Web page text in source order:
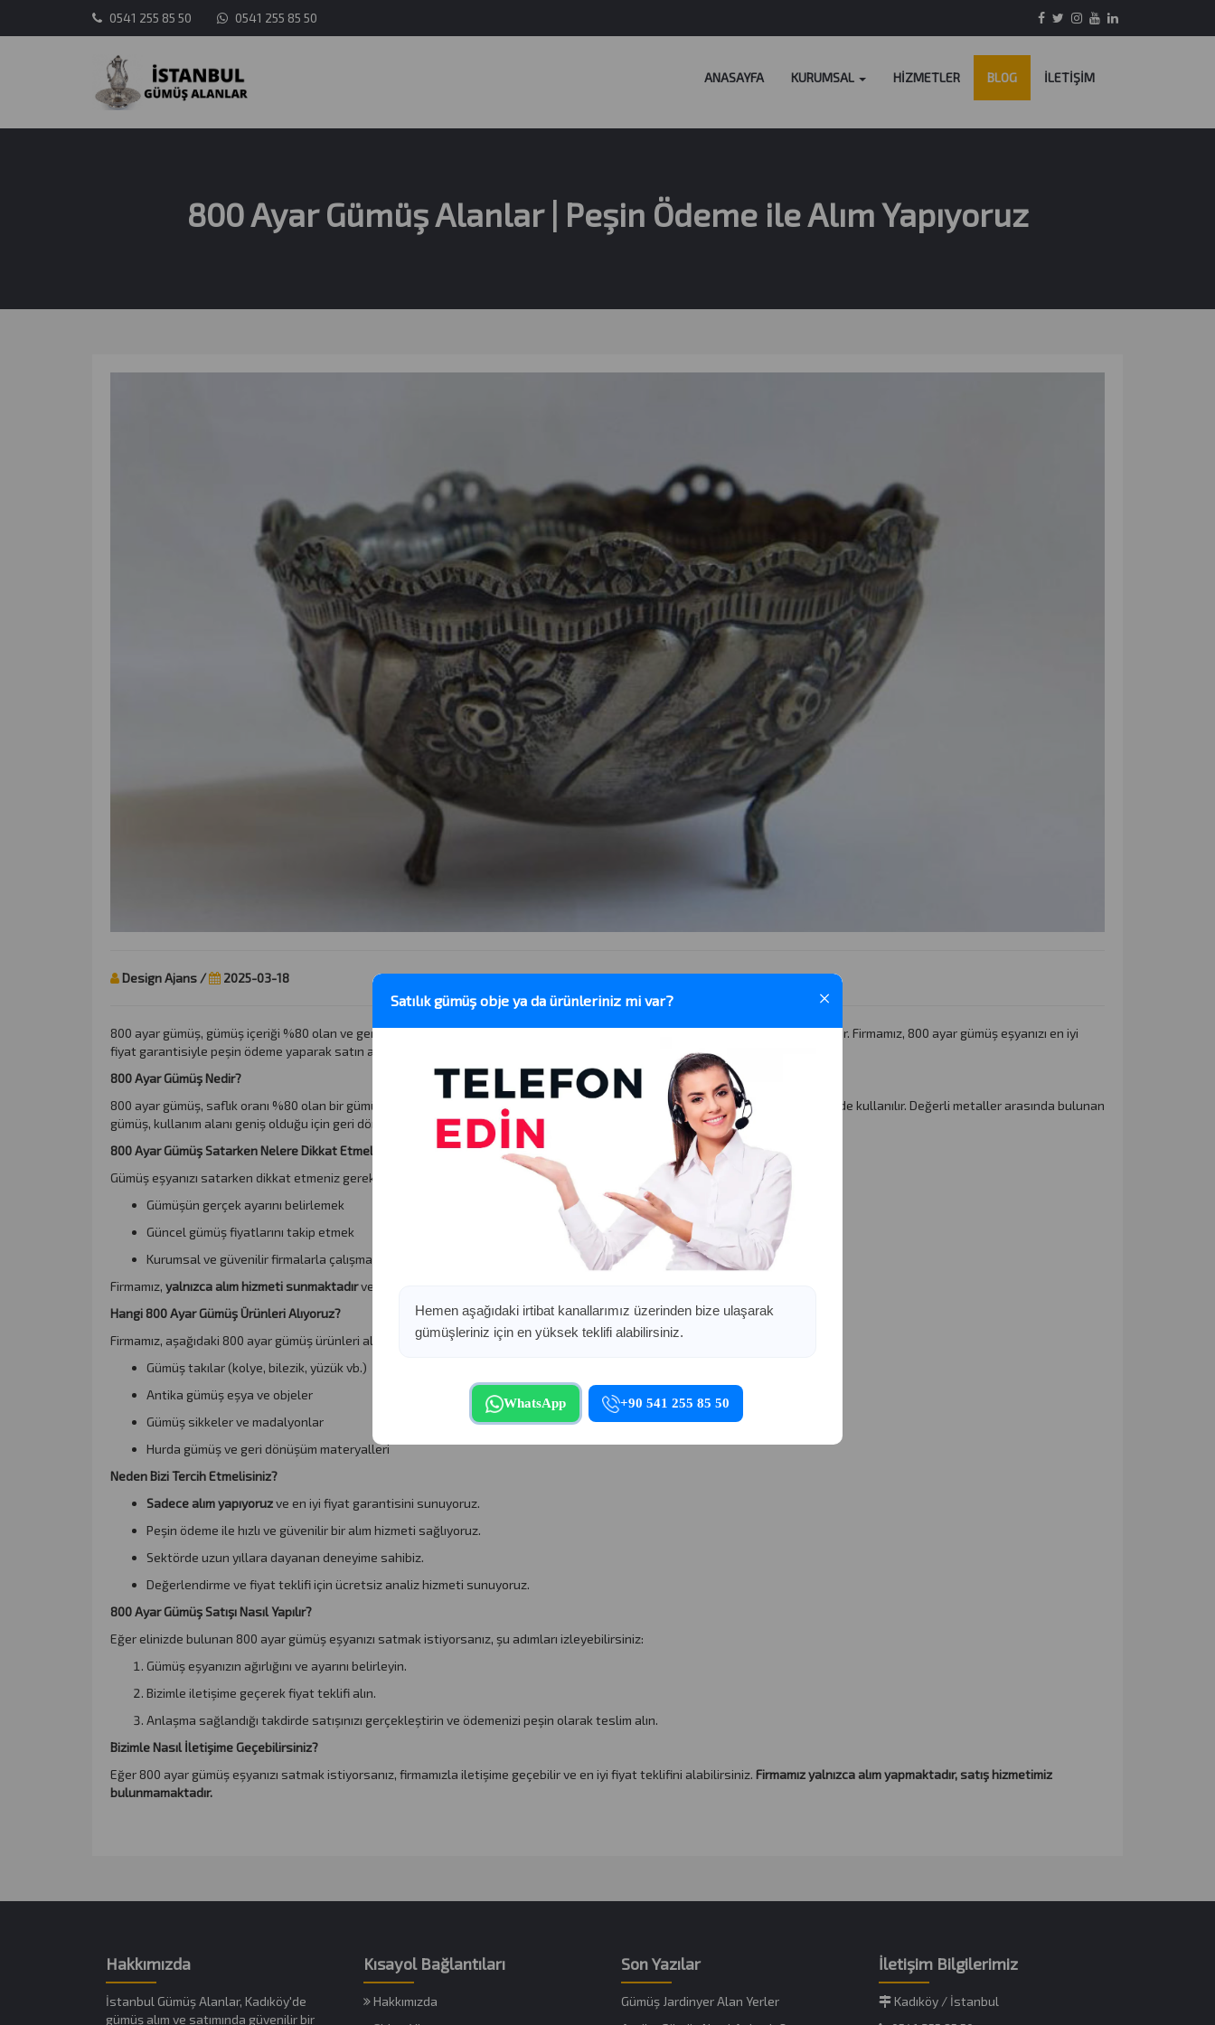
0541 255 85 50 0541 255 85 50
ANASAYFA KURUMSAL HİZMETLER BLOG İLETİŞİM
800 Ayar Gümüş Alanlar | Peşin Ödeme ile Alım Yapıyoruz
Design Ajans / 2025-03-18
800 ayar gümüş, gümüş içeriği %80 olan ve genellikle takı, ev eşyalıarı, sikkeler ve sanat eserlerinde kullanılan bir metal alaşımıdır. Firmamız, 800 ayar gümüş eşyanızı en iyi
fiyat garantisiyle peşin ödeme yaparak satın almaktadır.
Sadece alım hizmeti sunduğumuzu önemle vurgulamak isteriz.
800 Ayar Gümüş Nedir?
800 ayar gümüş, saflık oranı %80 olan bir gümüş alaşımıdır ve genellikle takı, mutfak eşyalıarı, antika objeler ve dekoratif ürünlerde kullanılır. Değerli metaller arasında bulunan
gümüş, kullanım alanı geniş olduğu için geri dönüşümde de çok fazla talep görmektedir.
800 Ayar Gümüş Satarken Nelere Dikkat Etmelisiniz?
Gümüş eşyanızı satarken dikkat etmeniz gereken en önemli unsurlar:
Gümüşün gerçek ayarını belirlemek
Güncel gümüş fiyatlarını takip etmek
Kurumsal ve güvenilir firmalarla çalışmak
Firmamız, yalnızca alım hizmeti sunmaktadırve her türlü 800 ayar gümüş eşyanızın değerinde alımını gerçekleştirir.
Hangi 800 Ayar Gümüş Ürünleri Alıyoruz?
Firmamız, aşağıdaki 800 ayar gümüş ürünleri alım yapmaktadır:
Gümüş takılar (kolye, bilezik, yüzük vb.)
Antika gümüş eşya ve objeler
Gümüş sikkeler ve madalyonlar
Hurda gümüş ve geri dönüşüm materyalleri
Neden Bizi Tercih Etmelisiniz?
Sadece alım yapıyoruzve en iyi fiyat garantisini sunuyoruz.
Peşin ödeme ile hızlı ve güvenilir bir alım hizmeti sağlıyoruz.
Sektörde uzun yıllara dayanan deneyime sahibiz.
Değerlendirme ve fiyat teklifi için ücretsiz analiz hizmeti sunuyoruz.
800 Ayar Gümüş Satışı Nasıl Yapılır?
Eğer elinizde bulunan 800 ayar gümüş eşyanızı satmak istiyorsanız, şu adımları izleyebilirsiniz:
Gümüş eşyanızın ağırlığını ve ayarını belirleyin.
Bizimle iletişime geçerek fiyat teklifi alın.
Anlaşma sağlandığı takdirde satışınızı gerçekleştirin ve ödemenizi peşin olarak teslim alın.
Bizimle Nasıl İletişime Geçebilirsiniz?
Eğer 800 ayar gümüş eşyanızı satmak istiyorsanız, firmamızla iletişime geçebilir ve en iyi fiyat teklifini alabilirsiniz. Firmamız yalnızca alım yapmaktadır, satış hizmetimiz
bulunmamaktadır.
Hakkımızda
İstanbul Gümüş Alanlar, Kadıköy'de
gümüş alım ve satımında güvenilir bir
Kısayol Bağlantıları
Hakkımızda
Son Yazılar
Gümüş Jardinyer Alan Yerler
İletişim Bilgilerimiz
Kadıköy / İstanbul
Satılık gümüş obje ya da ürünleriniz mi var? ×
Hemen aşağıdaki irtibat kanallarımız üzerinden bize ulaşarak
gümüşleriniz için en yüksek teklifi alabilirsiniz.
WhatsApp +90 541 255 85 50